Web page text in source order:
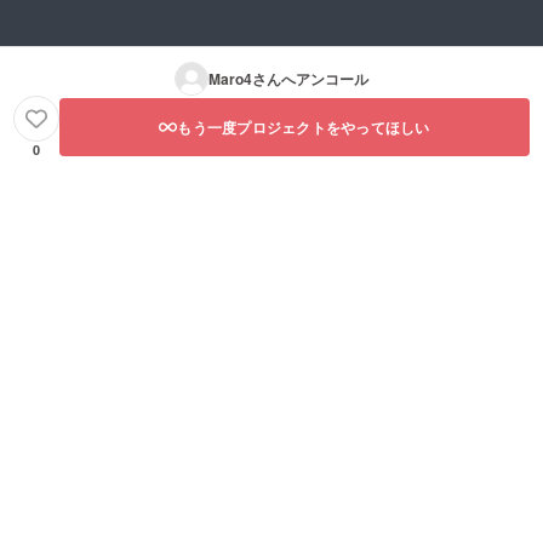
Maro4さんへアンコール
0
もう一度プロジェクトをやってほしい